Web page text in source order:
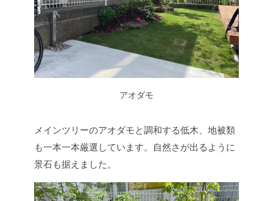
アオダモ
メインツリーのアオダモと調和する低木、地被類
も一本一本厳選しています。自然さが出るように
景石も据えました。